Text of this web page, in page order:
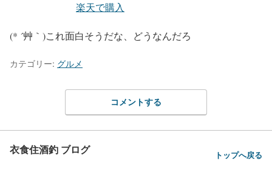
楽天で購入
(* ´艸｀)これ面白そうだな、どうなんだろ
カテゴリー: グルメ
コメントする
衣食住酒釣 ブログ トップへ戻る